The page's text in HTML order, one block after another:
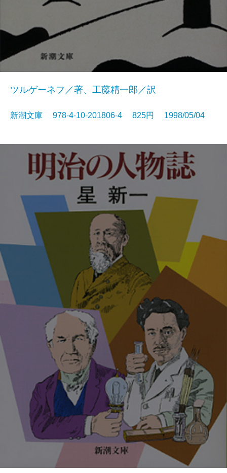
ツルゲーネフ／著、工藤精一郎／訳
新潮文庫 978-4-10-201806-4 825円 1998/05/04